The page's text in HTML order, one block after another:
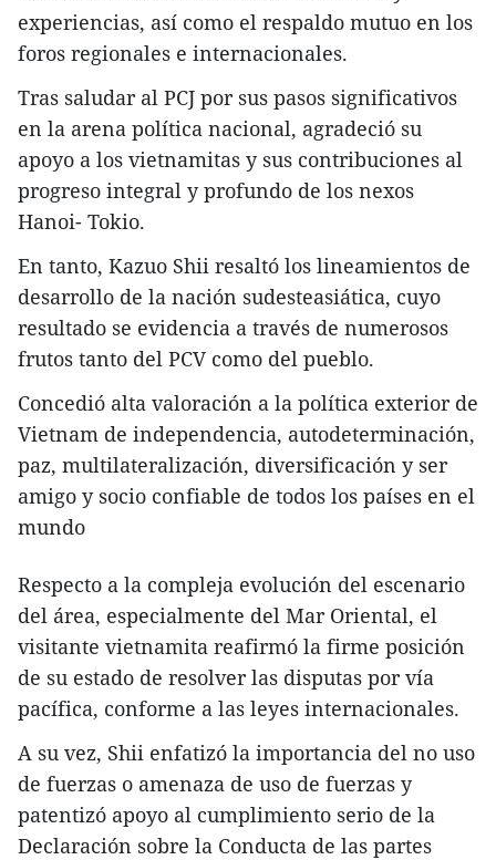
experiencias, así como el respaldo mutuo en los
foros regionales e internacionales.
Tras saludar al PCJ por sus pasos significativos
en la arena política nacional, agradeció su
apoyo a los vietnamitas y sus contribuciones al
progreso integral y profundo de los nexos
Hanoi- Tokio.
En tanto, Kazuo Shii resaltó los lineamientos de
desarrollo de la nación sudesteasiática, cuyo
resultado se evidencia a través de numerosos
frutos tanto del PCV como del pueblo.
Concedió alta valoración a la política exterior de
Vietnam de independencia, autodeterminación,
paz, multilateralización, diversificación y ser
amigo y socio confiable de todos los países en el
mundo
Respecto a la compleja evolución del escenario
del área, especialmente del Mar Oriental, el
visitante vietnamita reafirmó la firme posición
de su estado de resolver las disputas por vía
pacífica, conforme a las leyes internacionales.
A su vez, Shii enfatizó la importancia del no uso
de fuerzas o amenaza de uso de fuerzas y
patentizó apoyo al cumplimiento serio de la
Declaración sobre la Conducta de las partes